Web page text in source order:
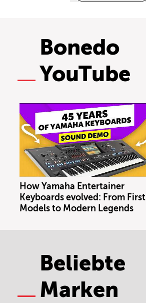
Bonedo
YouTube
How Yamaha Entertainer
Keyboards evolved: From First
Models to Modern Legends
Beliebte
Marken